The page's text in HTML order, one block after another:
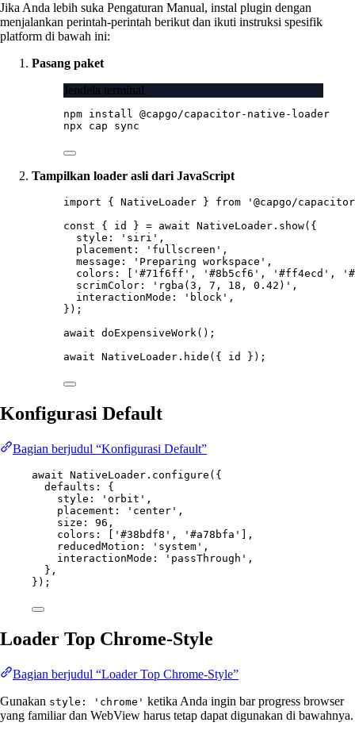
Jika Anda lebih suka Pengaturan Manual, instal plugin dengan
menjalankan perintah-perintah berikut dan ikuti instruksi spesifik
platform di bawah ini:
Pasang paket
Jendela terminal
npm install @capgo/capacitor-native-loader
npx
cap sync
Tampilkan loader asli dari JavaScript
import { NativeLoader } from
'@capgo/
const { id } = await NativeLoader. show({
style:
'siri' ,
placement:
'fullscreen' ,
message:
'Preparing workspace' ,
colors: [
'#71f6ff' , '#8b5cf6' , '#ff4ecd' ,
scrimColor:
'rgba(3, 7, 18, 0.42)' ,
interactionMode:
'block' ,
});
await doExpensiveWork();
await NativeLoader. hide ({ id });
Konfigurasi Default
Bagian berjudul “Konfigurasi Default”
await NativeLoader. configure ({
defaults: {
style:
'orbit' ,
placement:
'center' ,
size: 96 ,
colors: [
'#38bdf8' , '#a78bfa'
],
reducedMotion:
'system' ,
interactionMode:
'passThrough' ,
},
});
Loader Top Chrome-Style
Bagian berjudul “Loader Top Chrome-Style”
Gunakan style: 'chrome' ketika Anda ingin bar progress browser
yang familiar dan WebView harus tetap dapat digunakan di bawahnya.